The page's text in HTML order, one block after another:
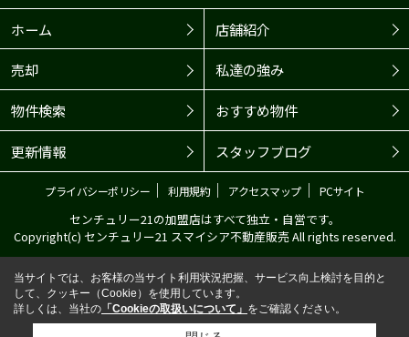
ホーム
店舗紹介
売却 私達の強み
物件検索 おすすめ物件
更新情報 スタッフブログ
プライバシーポリシー ｜ 利用規約｜ アクセスマップ｜ PCサイト
センチュリー21の加盟店はすべて独立・自営です。
Copyright(c) センチュリー21 スマイシア不動産販売 All rights reserved.
当サイトでは、お客様の当サイト利用状況把握、サービス向上検討を目的と
して、クッキー（Cookie）を使用しています。
詳しくは、当社の 「Cookieの取扱いについて」 をご確認ください。